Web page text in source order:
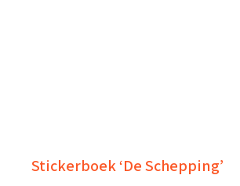
Stickerboek ‘De Schepping’